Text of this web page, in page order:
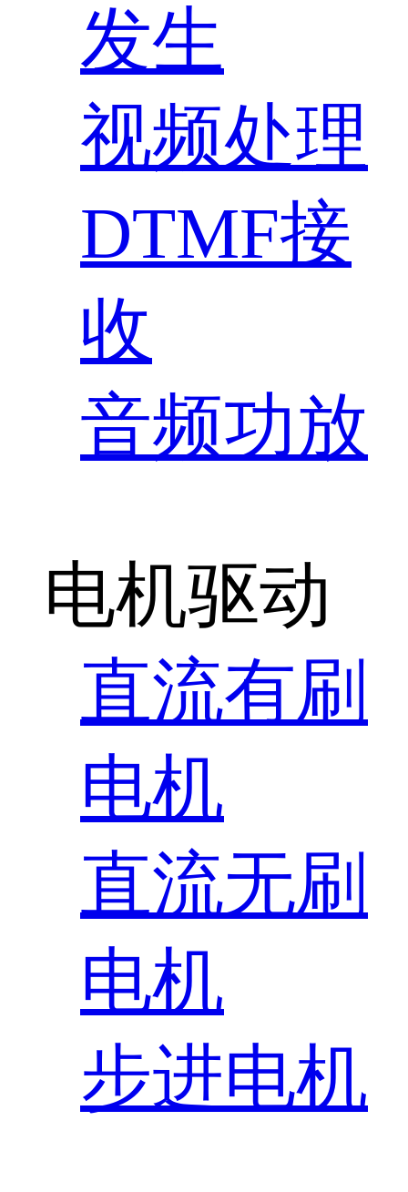
发生
视频处理
DTMF接
收
音频功放
电机驱动
直流有刷
电机
直流无刷
电机
步进电机